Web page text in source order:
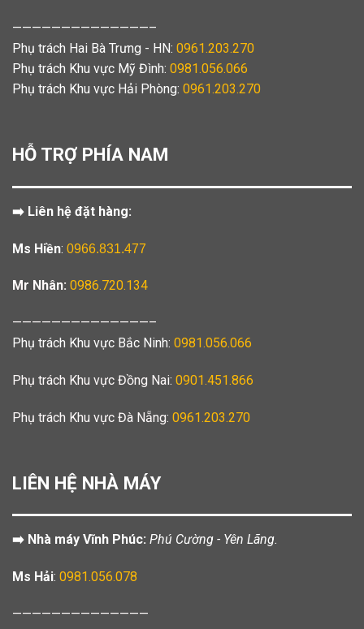
——————————————–
Phụ trách Hai Bà Trưng - HN: 0961.203.270
Phụ trách Khu vực Mỹ Đình: 0981.056.066
Phụ trách Khu vực Hải Phòng: 0961.203.270
HỖ TRỢ PHÍA NAM
➡️ Liên hệ đặt hàng:
Ms Hiền: 0966.831.477
Mr Nhân: 0986.720.134
——————————————–
Phụ trách Khu vực Bắc Ninh: 0981.056.066
Phụ trách Khu vực Đồng Nai: 0901.451.866
Phụ trách Khu vực Đà Nẵng: 0961.203.270
LIÊN HỆ NHÀ MÁY
➡️ Nhà máy Vĩnh Phúc: Phú Cường - Yên Lãng.
Ms Hải: 0981.056.078
——————————————